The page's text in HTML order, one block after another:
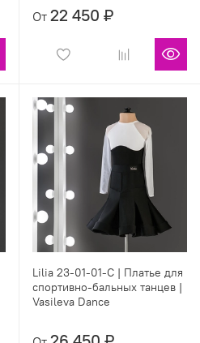
От 22 450 ₽
Lilia 23-01-01-C | Платье для
спортивно-бальных танцев |
Vasileva Dance